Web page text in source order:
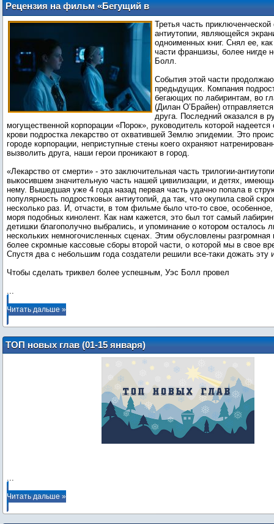
Рецензия на фильм «Бегущий в
лабиринте: Лекарство от смерти»
Третья часть
антиутопии, являющейся
одноименных книг. Снял ее,
части франшизы, более нигде
Болл.
События этой части
предыдущих. Компания
бегающих по лабиринтам, во
(Дилан О’Брайен)
друга. Последний оказался в
могущественной корпорации «Порок», руководитель которой надеется
крови подростка лекарство от охватившей Землю эпидемии. Это
городе корпорации, неприступные стены коего охраняют
вызволить друга, наши герои проникают в город.
«Лекарство от смерти» - это заключительная часть трилогии-
выкосившем значительную часть нашей цивилизации, и детях,
нему. Вышедшая уже 4 года назад первая часть удачно попала в
популярность подростковых антиутопий, да так, что окупила свой
несколько раз. И, отчасти, в том фильме было что-то свое,
моря подобных кинолент. Как нам кажется, это был тот самый
детишки благополучно выбрались, и упоминание о котором осталось
нескольких немногочисленных сценах. Этим обусловлены разгромная
более скромные кассовые сборы второй части, о которой мы в свое
Спустя два с небольшим года создатели решили все-таки дожать эту
...
Читать дальше »
ТОП новых глав (01-15 января)
Читать дальше »